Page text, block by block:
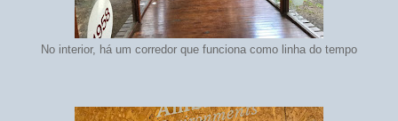
No interior, há um corredor que funciona como linha do tempo